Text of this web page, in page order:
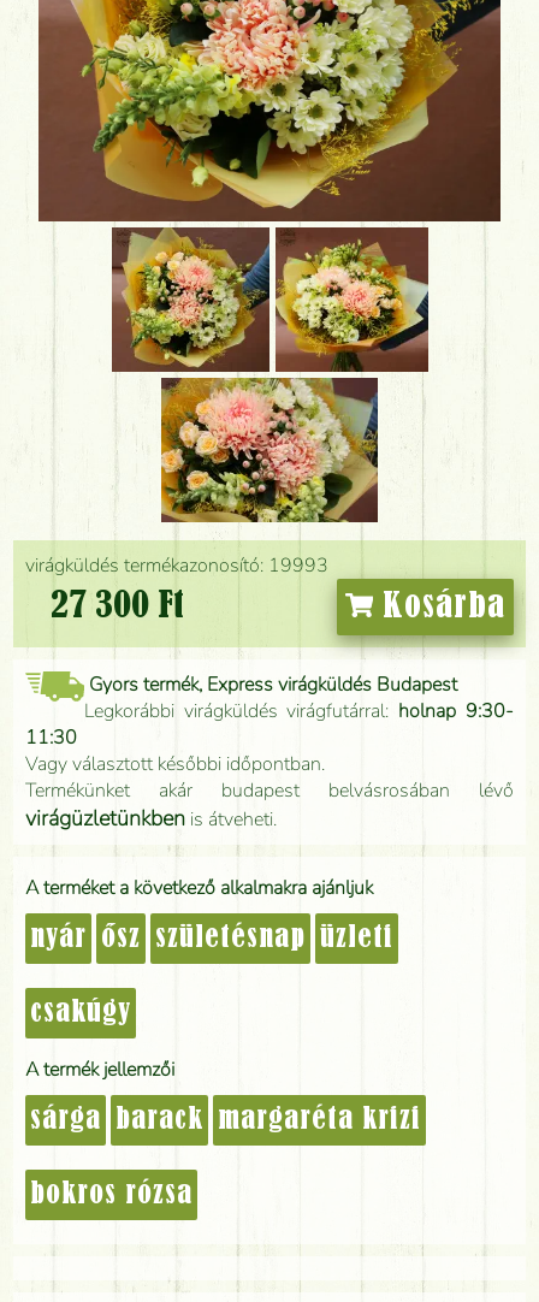
virágküldés termékazonosító: 19993
27 300 Ft Kosárba
Gyors termék, Express virágküldés Budapest
Legkorábbi virágküldés virágfutárral: holnap 9:30-
11:30
Vagy választott későbbi időpontban.
Termékünket akár budapest belvásrosában lévő
virágüzletünkben is átveheti.
A terméket a következő alkalmakra ajánljuk
nyár ősz születésnap üzleti
csakúgy
A termék jellemzői
sárga barack margaréta krizi
bokros rózsa